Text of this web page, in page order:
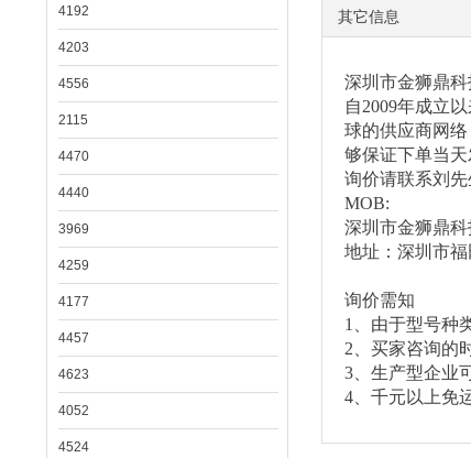
4192
4203
4556
2115
4470
4440
3969
4259
4177
4457
4623
4052
4524
其它信息
深圳市金狮鼎
自2009年成立
球的供应商网
够保证下单当天
询价请联系刘先
MOB:
深圳市金狮鼎科
地址：深圳市
询价需知
1、由于型号种
2、买家咨询的
3、生产型企业
4、千元以上免